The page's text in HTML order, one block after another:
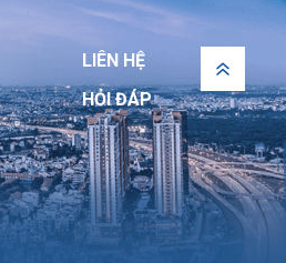
LIÊN HỆ
HỎI ĐÁP